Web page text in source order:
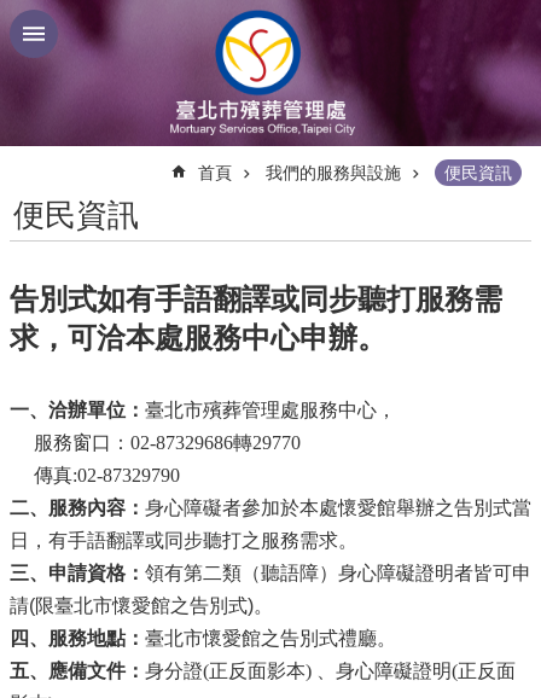
跳到主要內容區塊
首頁 我們的服務與設施 便民資訊
便民資訊
告別式如有手語翻譯或同步聽打服務需
求，可洽本處服務中心申辦。
一、洽辦單位： 臺北市殯葬管理處服務中心，
服務窗口： 02-87329686轉29770
傳真:02-87329790
二、服務內容： 身心障礙者參加於本處懷愛館舉辦之告別式當
日
，有手語翻譯或同步聽打之服務需求。
三、申請資格： 領有第二類（聽語障）身心障礙證明者皆可申
請(限臺北市懷愛館之告別式)。
四、服務地點： 臺北市懷愛館之告別式禮廳。
五、應備文件： 身分證(正反面影本) 、身心障礙證明(正反面